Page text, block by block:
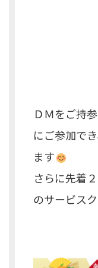
ＤＭをご持
にご参加で
ます
さらに先着
のサービス